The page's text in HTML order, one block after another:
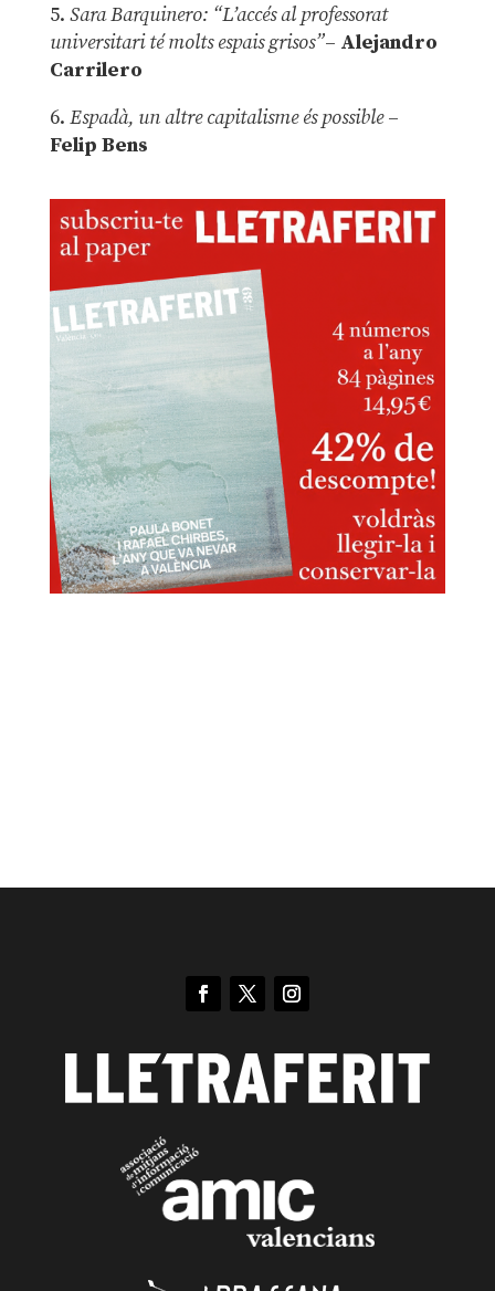
5. Sara Barquinero: “L’accés al professorat
universitari té molts espais grisos”– Alejandro
Carrilero
6. Espadà, un altre capitalisme és possible –
Felip Bens